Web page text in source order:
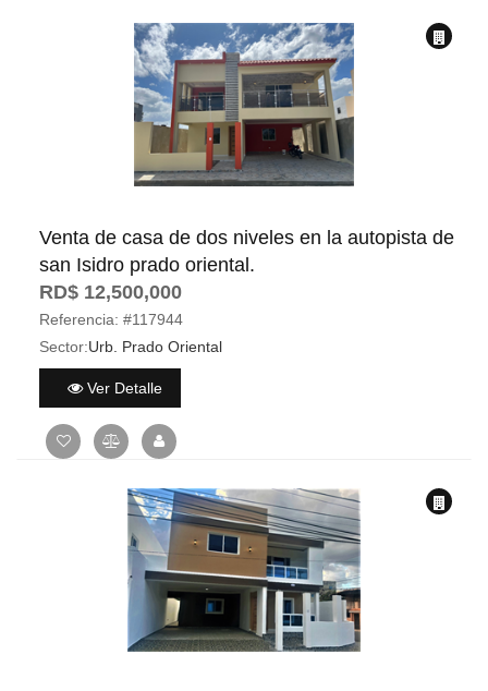
Venta de casa de dos niveles en la autopista de
san Isidro prado oriental.
RD$ 12,500,000
Referencia: #117944
Sector:Urb. Prado Oriental
Ver Detalle